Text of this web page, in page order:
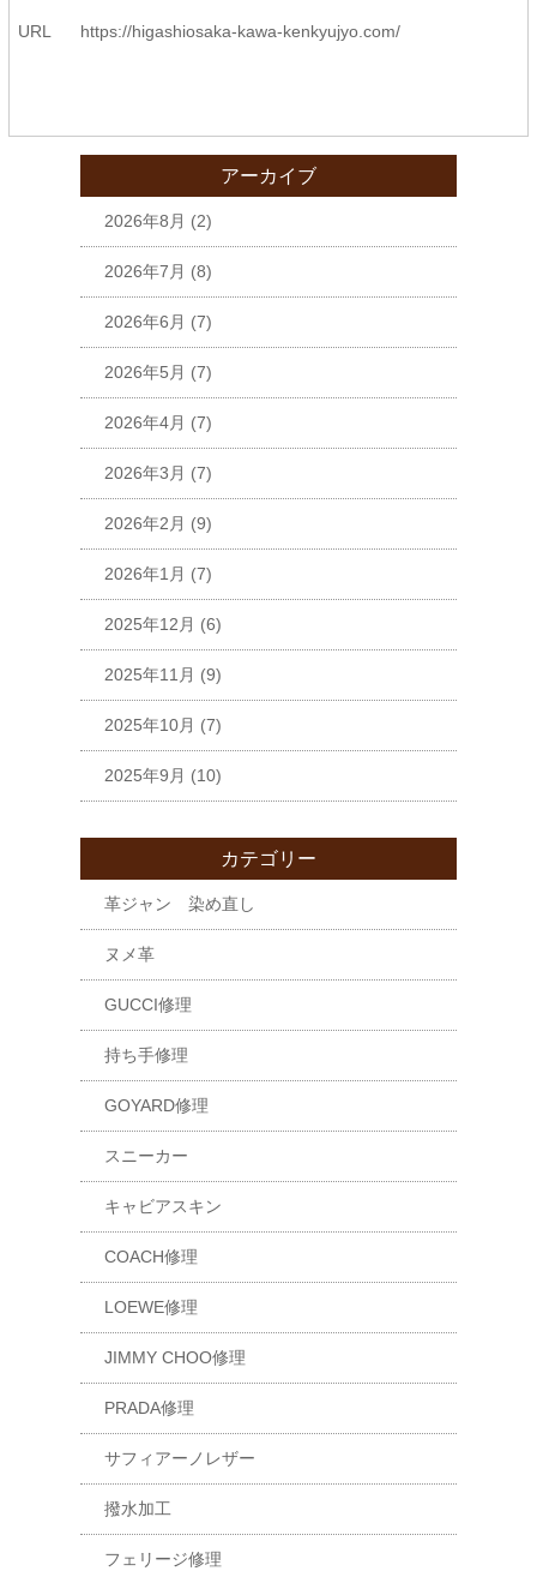
URL https://higashiosaka-kawa-kenkyujyo.com/
アーカイブ
2026年8月 (2)
2026年7月 (8)
2026年6月 (7)
2026年5月 (7)
2026年4月 (7)
2026年3月 (7)
2026年2月 (9)
2026年1月 (7)
2025年12月 (6)
2025年11月 (9)
2025年10月 (7)
2025年9月 (10)
カテゴリー
革ジャン 染め直し
ヌメ革
GUCCI修理
持ち手修理
GOYARD修理
スニーカー
キャビアスキン
COACH修理
LOEWE修理
JIMMY CHOO修理
PRADA修理
サフィアーノレザー
撥水加工
フェリージ修理